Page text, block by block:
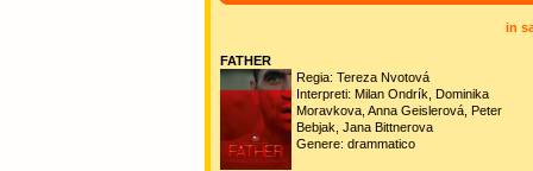
in
FATHER
Regia: Tereza Nvotová
Interpreti: Milan Ondrík, Dominika
Moravkova, Anna Geislerová, Peter
Bebjak, Jana Bittnerova
Genere: drammatico